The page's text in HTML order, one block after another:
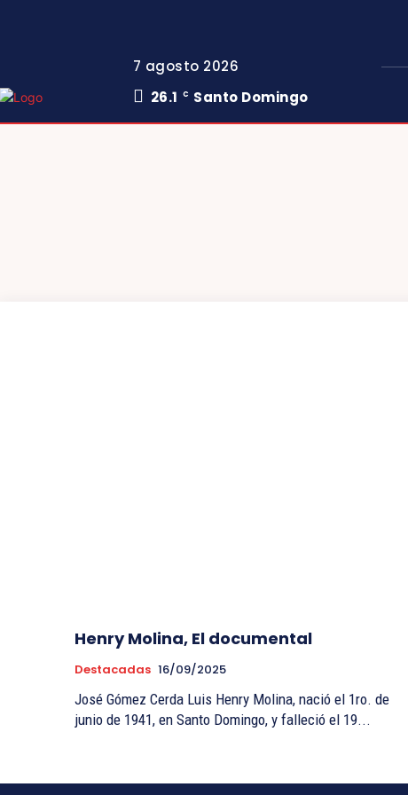
7 agosto 2026
26.1
C Santo Domingo
Henry Molina, El documental
Destacadas 16/09/2025
José Gómez Cerda Luis Henry Molina, nació el 1ro. de
junio de 1941, en Santo Domingo, y falleció el 19...